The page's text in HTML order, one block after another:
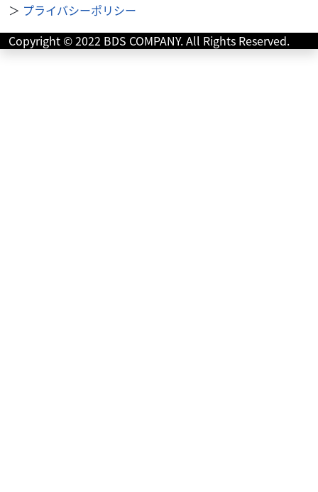
YZF-R3 8BL-RH21J型 パイプエンジンガード・U...
本体価格:59.80万円（税込）
＞ プライバシーポリシー
Copyright © 2022 BDS COMPANY. All Rights Reserved.